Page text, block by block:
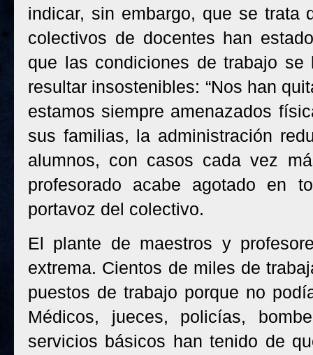
indicar, sin embargo, que se trata
colectivos de docentes han
que las condiciones de trabajo
resultar insostenibles: “Nos han
estamos siempre amenazados
sus familias, la administración
alumnos, con casos cada vez
profesorado acabe agotado en
portavoz del colectivo.
El plante de maestros y
extrema. Cientos de miles de
puestos de trabajo porque no
Médicos, jueces, policías,
servicios básicos han tenido de